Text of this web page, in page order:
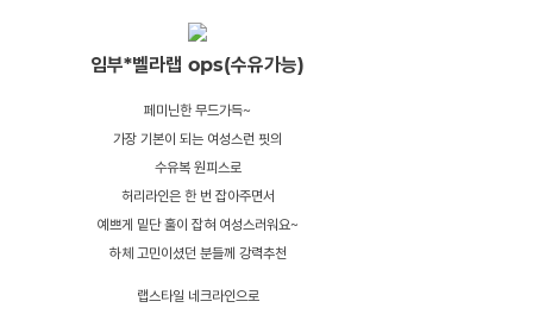
임부*벨라랩 ops(수유가능)
페미닌한 무드가득~
가장 기본이 되는 여성스런 핏의
수유복 원피스로
허리라인은 한 번 잡아주면서
예쁘게 밑단 훌이 잡혀 여성스러워요~
하체 고민이셨던 분들께 강력추천
랩스타일 네크라인으로